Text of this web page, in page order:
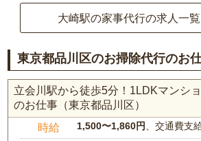
大崎駅の家事代行の求人一
東京都品川区のお掃除代行のお
立会川駅から徒歩5分！1LDKマンシ
のお仕事（東京都品川区）
時給 1,500〜1,860円 、交通費支